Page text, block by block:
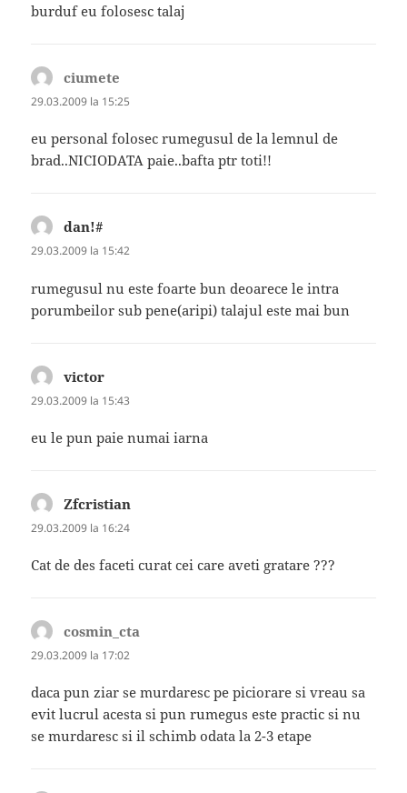
burduf eu folosesc talaj
ciumete
29.03.2009 la 15:25
eu personal folosec rumegusul de la lemnul de
brad..NICIODATA paie..bafta ptr toti!!
dan!#
29.03.2009 la 15:42
rumegusul nu este foarte bun deoarece le intra
porumbeilor sub pene(aripi) talajul este mai bun
victor
29.03.2009 la 15:43
eu le pun paie numai iarna
Zfcristian
29.03.2009 la 16:24
Cat de des faceti curat cei care aveti gratare ???
cosmin_cta
29.03.2009 la 17:02
daca pun ziar se murdaresc pe piciorare si vreau sa
evit lucrul acesta si pun rumegus este practic si nu
se murdaresc si il schimb odata la 2-3 etape